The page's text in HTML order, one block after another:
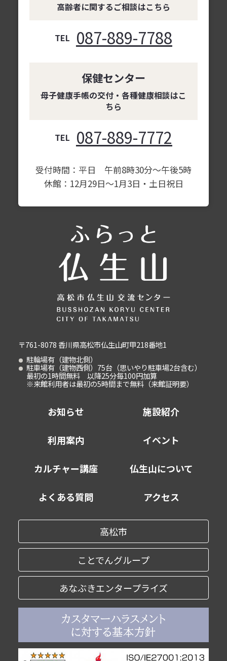
高齢者に関するご相談はこちら
TEL 087-889-7788
保健センター
母子健康手帳の交付・各種健康相談はこ
ちら
TEL 087-889-7772
受付時間：平日 午前8時30分～午後5時
休館：12月29日～1月3日・土日祝日
〒761-8078 香川県高松市仏生山町甲218番地1
駐輪場有（建物北側）
駐車場有（建物西側）75台（思いやり駐車場2台含む）
最初の1時間無料 以降25分毎100円加算
※来館利用者は最初の5時間まで無料（来館証明要）
お知らせ 施設紹介
利用案内 イベント
カルチャー講座 仏生山について
よくある質問 アクセス
高松市
ことでんグループ
あなぶきエンタープライズ